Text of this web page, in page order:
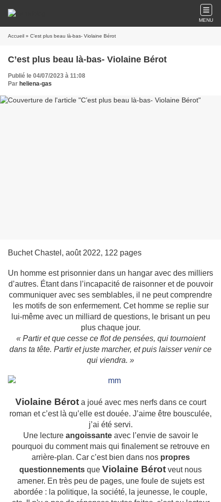
MENU
Accueil » C’est plus beau là-bas- Violaine Bérot
C’est plus beau là-bas- Violaine Bérot
Publié le 04/07/2023 à 11:08
Par heliena-gas
Buchet Chastel, août 2022, 122 pages
Un homme est prisonnier dans un hangar avec des milliers
d’autres. Étant dans l’incapacité de raisonner et de pouvoir
communiquer avec ses semblables, il ne peut comprendre
les motifs de son enfermement. Cet homme se replie sur
lui-même avec un milliard de questions, le brisant un peu
plus chaque jour.
« Partir et que cesse ce flot de pensées, qui tournoient
dans ta tête. Partir et juste marcher, et puis laisser venir ce
qui viendra. »
Violaine Bérot a joué avec mes nerfs dans ce court
roman et c’est là qu’elle est douée. J’aime être bousculée,
j’ai été servi.
Une lecture angoissanteavec l’envie de savoir le
pourquoi du comment mais qui finalement se retrouve en
arrière-plan. Car c’est bien dans nos propres
questionnements que Violaine Bérot veut nous
amener. En très peu de pages, une foule de sujets est
abordée : la politique, la société, la jeunesse, le couple,